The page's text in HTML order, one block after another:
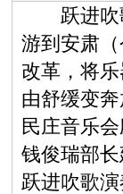
跃进吹歌
游到安肃
改革，将
由舒缓变
民庄音乐
钱俊瑞部
跃进吹歌